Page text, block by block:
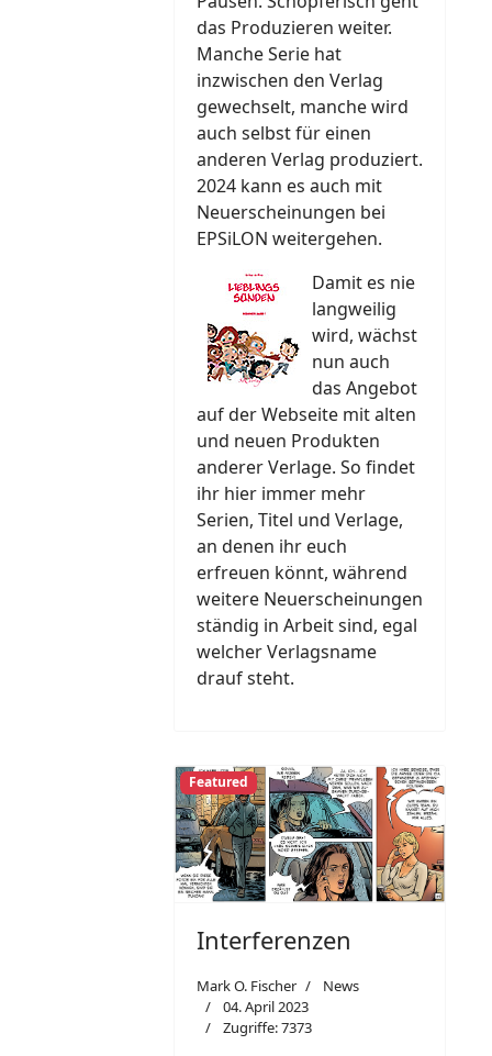
das Produzieren weiter.
Manche Serie hat
inzwischen den Verlag
gewechselt, manche wird
auch selbst für einen
anderen Verlag produziert.
2024 kann es auch mit
Neuerscheinungen bei
EPSiLON weitergehen.
Damit es nie
langweilig
wird, wächst
nun auch
das Angebot
auf der Webseite mit alten
und neuen Produkten
anderer Verlage. So findet
ihr hier immer mehr
Serien, Titel und Verlage,
an denen ihr euch
erfreuen könnt, während
weitere Neuerscheinungen
ständig in Arbeit sind, egal
welcher Verlagsname
drauf steht.
Featured
Interferenzen
Mark O. Fischer
News
04. April 2023
Zugriffe: 7373